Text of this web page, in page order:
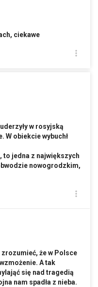
ciekawe
w rosyjską
W obiekcie wybuchł
jedna z największych
nowogrodzkim,
zrozumieć, że w Polsce
A tak
się nad tragedią
nam spadła z nieba.